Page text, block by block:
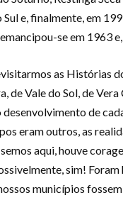
e, finalmente, em
se em 1963
as Histórias
de Vale do Sol, de
de
eram outros, as
aqui, houve
sim!
municípios